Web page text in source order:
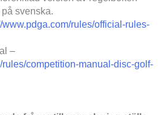
svenska.
www.pdga.com/rules/official-rules-
–
rules/competition-manual-disc-golf-